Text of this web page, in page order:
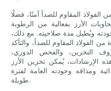
الفولاذ المقاوم للصدأ آمنًا، فضلًا
الأرز بفعالية من الرطوبة
ويُطيل مدة صلاحيته. مع ذلك،
الفولاذ المقاوم للصدأ، والتأكد
التخزين، والفحص الدوري،
الإرشادات، يُمكن تخزين الأرز
ومذاقه وجودته العامة لفترة
طويلة.